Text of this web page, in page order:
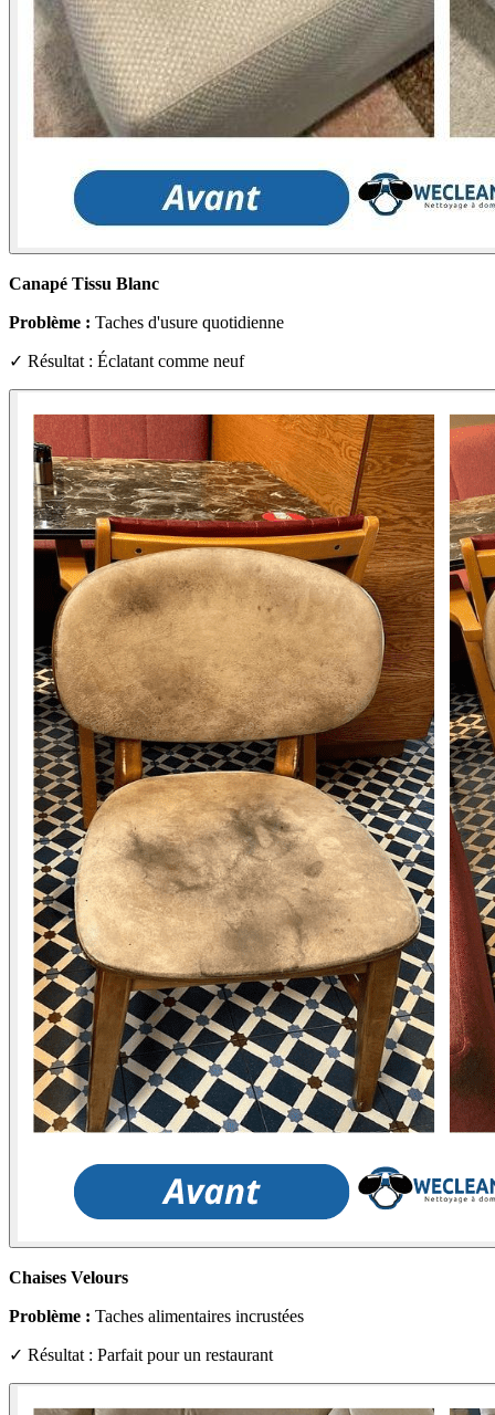
Canapé Tissu Blanc
Problème : Taches d'usure quotidienne
✓ Résultat : Éclatant comme neuf
Chaises Velours
Problème : Taches alimentaires incrustées
✓ Résultat : Parfait pour un restaurant